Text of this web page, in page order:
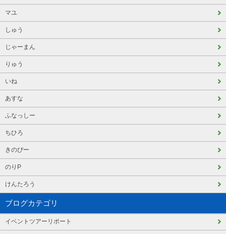
マユ
しゅう
じゃーまん
りゅう
いね
あすな
ふなっしー
ちひろ
きのぴー
のりP
けんたろう
ブログカテゴリ
イベントツアーリポート